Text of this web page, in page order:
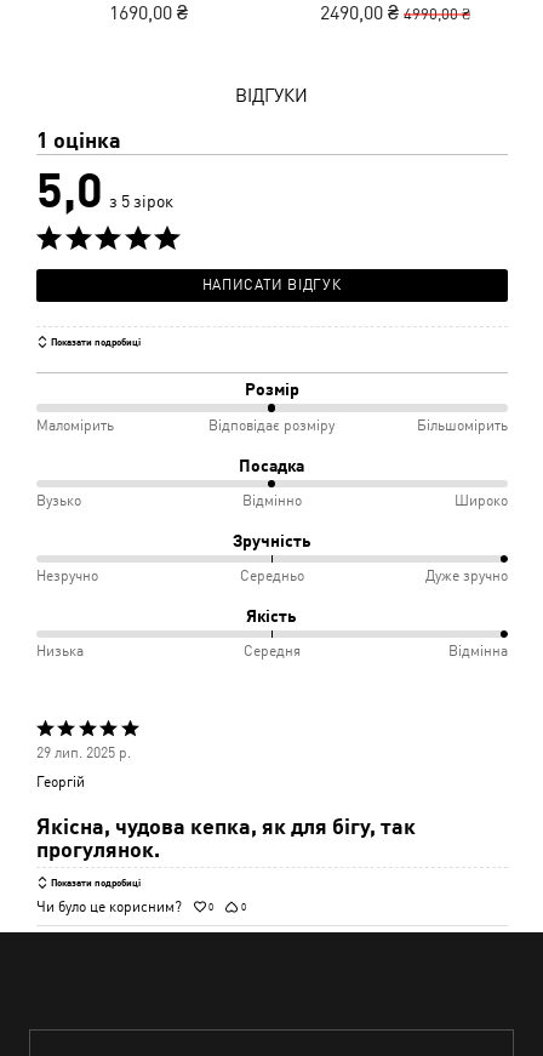
1690,00 ₴ 2490,00 ₴ 4990,00 ₴
ВІДГУКИ
1 оцінка
5,0 з 5 зірок
НАПИСАТИ ВІДГУК
Показати подробиці
Розмір
50%
Маломірить
розміру
Маломірить Відповідає розміру Більшомірить
Посадка
50%
Вузько
Вузько Відмінно Широко
Зручність
100%
Незручно
Незручно Середньо Дуже зручно
Якість
100%
Середня
Низька Середня Відмінна
Оцінено
5
з
5
29 лип. 2025 р.
Георгій
Якісна, чудова кепка, як для бігу, так
прогулянок.
Показати подробиці
Чи було це корисним? 0 0